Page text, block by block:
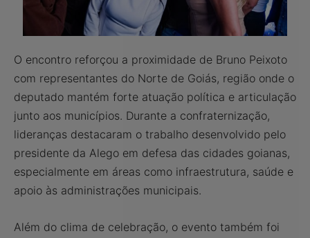
O encontro reforçou a proximidade de Bruno Peixoto
com representantes do Norte de Goiás, região onde o
deputado mantém forte atuação política e articulação
junto aos municípios. Durante a confraternização,
lideranças destacaram o trabalho desenvolvido pelo
presidente da Alego em defesa das cidades goianas,
especialmente em áreas como infraestrutura, saúde e
apoio às administrações municipais.
Além do clima de celebração, o evento também foi